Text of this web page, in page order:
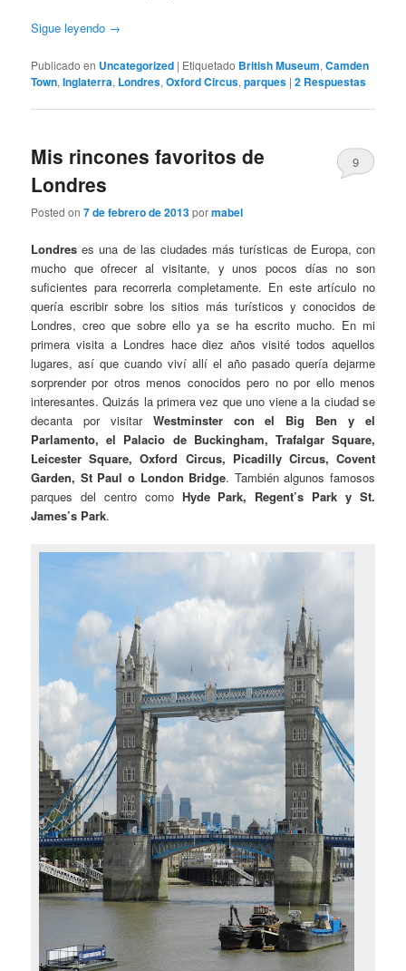
Sigue leyendo →
Publicado en Uncategorized | Etiquetado British Museum,Camden
Town,Inglaterra, Londres,Oxford Circus,parques |2 Respuestas
Mis rincones favoritos de
Londres
Posted on7 de febrero de 2013pormabel
9
Londres es una de las ciudades más turísticas de Europa, con
mucho que ofrecer al visitante, y unos pocos días no son
suficientes para recorrerla completamente. En este artículo no
quería escribir sobre los sitios más turísticos y conocidos de
Londres, creo que sobre ello ya se ha escrito mucho. En mi
primera visita a Londres hace diez años visité todos aquellos
lugares, así que cuando viví allí el año pasado quería dejarme
sorprender por otros menos conocidos pero no por ello menos
interesantes. Quizás la primera vez que uno viene a la ciudad se
decanta por visitar Westminster con el Big Ben y el
Parlamento, el Palacio de Buckingham, Trafalgar Square,
Leicester Square, Oxford Circus, Picadilly Circus, Covent
Garden, St Paul o London Bridge. También algunos famosos
parques del centro como Hyde Park, Regent’s Park y St.
James’s Park.